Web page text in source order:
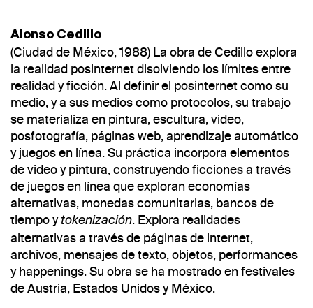
Alonso Cedillo
(Ciudad de México, 1988) La obra de Cedillo explora
la realidad posinternet disolviendo los límites entre
realidad y ficción. Al definir el posinternet como su
medio, y a sus medios como protocolos, su trabajo
se materializa en pintura, escultura, video,
posfotografía, páginas web, aprendizaje automático
y juegos en línea. Su práctica incorpora elementos
de video y pintura, construyendo ficciones a través
de juegos en línea que exploran economías
alternativas, monedas comunitarias, bancos de
tiempo y tokenización. Explora realidades
alternativas a través de páginas de internet,
archivos, mensajes de texto, objetos, performances
y happenings. Su obra se ha mostrado en festivales
de Austria, Estados Unidos y México.